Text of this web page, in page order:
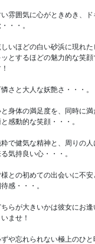
雰囲気に心がときめき、
・・。
いほどの白い砂浜に現れ
ッとするほどの魅力的な笑
さと大人な妖艶さ・・・。
身体の満足度を、同時に
感動的な笑顔・・・。
で健気な精神と、周りの
気持良い心・・・。
様との初めての出会いに不
感・・・。
ちらが大きいかは彼女にお
ませ！
ずや忘れられない極上のひ